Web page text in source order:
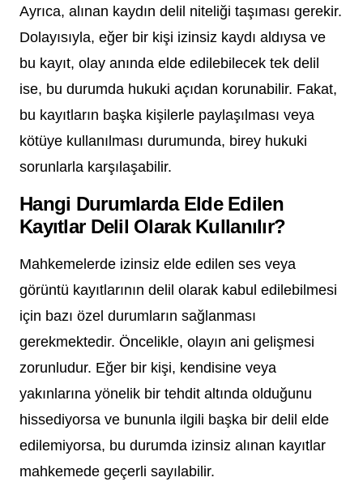
Ayrıca, alınan kaydın delil niteliği taşıması gerekir.
Dolayısıyla, eğer bir kişi izinsiz kaydı aldıysa ve
bu kayıt, olay anında elde edilebilecek tek delil
ise, bu durumda hukuki açıdan korunabilir. Fakat,
bu kayıtların başka kişilerle paylaşılması veya
kötüye kullanılması durumunda, birey hukuki
sorunlarla karşılaşabilir.
Hangi Durumlarda Elde Edilen
Kayıtlar Delil Olarak Kullanılır?
Mahkemelerde izinsiz elde edilen ses veya
görüntü kayıtlarının delil olarak kabul edilebilmesi
için bazı özel durumların sağlanması
gerekmektedir. Öncelikle, olayın ani gelişmesi
zorunludur. Eğer bir kişi, kendisine veya
yakınlarına yönelik bir tehdit altında olduğunu
hissediyorsa ve bununla ilgili başka bir delil elde
edilemiyorsa, bu durumda izinsiz alınan kayıtlar
mahkemede geçerli sayılabilir.